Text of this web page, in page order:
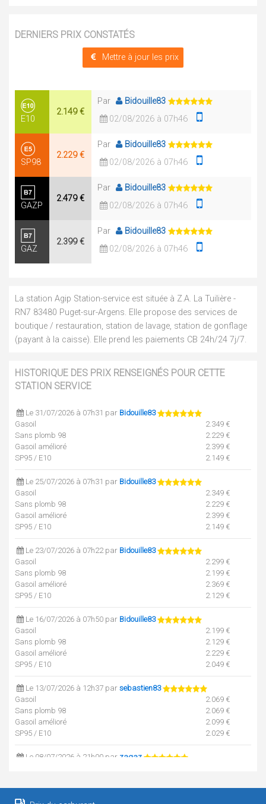
DERNIERS PRIX CONSTATÉS
Mettre à jour les prix
E10
2.149 €
Par
Bidouille83
02/08/2026 à 07h46
SP98
2.229 €
Par
Bidouille83
02/08/2026 à 07h46
GAZP
2.479 €
Par
Bidouille83
02/08/2026 à 07h46
GAZ
2.399 €
Par
Bidouille83
02/08/2026 à 07h46
La station Agip Station-service est située à Z.A. La Tuilière -
RN7 83480 Puget-sur-Argens. Elle propose des services de
boutique / restauration, station de lavage, station de gonflage
(payant à la caisse). Elle prend les paiements CB 24h/24 7j/7.
HISTORIQUE DES PRIX RENSEIGNÉS POUR CETTE
STATION SERVICE
Le 31/07/2026 à 07h31 par Bidouille83
Gasoil
2.349 €
Sans plomb 98
2.229 €
Gasoil amélioré
2.399 €
SP95 / E10
2.149 €
Le 25/07/2026 à 07h31 par Bidouille83
Gasoil
2.349 €
Sans plomb 98
2.229 €
Gasoil amélioré
2.399 €
SP95 / E10
2.149 €
Le 23/07/2026 à 07h22 par Bidouille83
Gasoil
2.299 €
Sans plomb 98
2.199 €
Gasoil amélioré
2.369 €
SP95 / E10
2.129 €
Le 16/07/2026 à 07h50 par Bidouille83
Gasoil
2.199 €
Sans plomb 98
2.129 €
Gasoil amélioré
2.229 €
SP95 / E10
2.049 €
Le 13/07/2026 à 12h37 parsebastien83
Gasoil
2.069 €
Sans plomb 98
2.069 €
Gasoil amélioré
2.099 €
SP95 / E10
2.029 €
Le 08/07/2026 à 21h00 par zagaz
SP95 / E10
2.029 €